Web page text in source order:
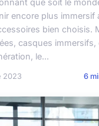
encore plus immersif
bien choisis.
casques immersifs,
le...
2023 6